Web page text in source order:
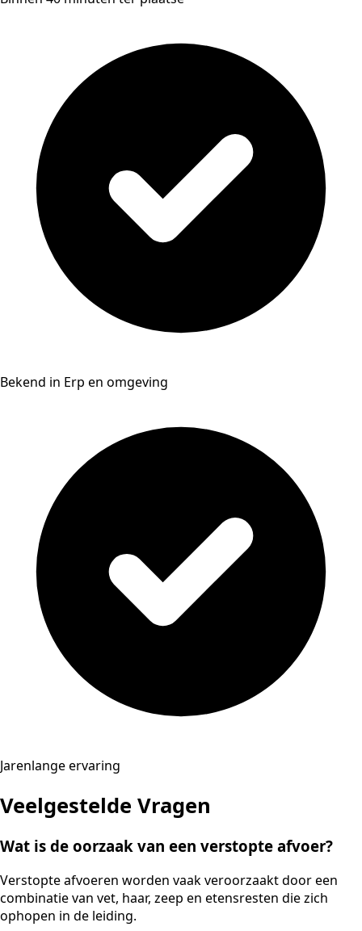
Bekend in Erp en omgeving
Jarenlange ervaring
Veelgestelde Vragen
Wat is de oorzaak van een verstopte afvoer?
Verstopte afvoeren worden vaak veroorzaakt door een
combinatie van vet, haar, zeep en etensresten die zich
ophopen in de leiding.